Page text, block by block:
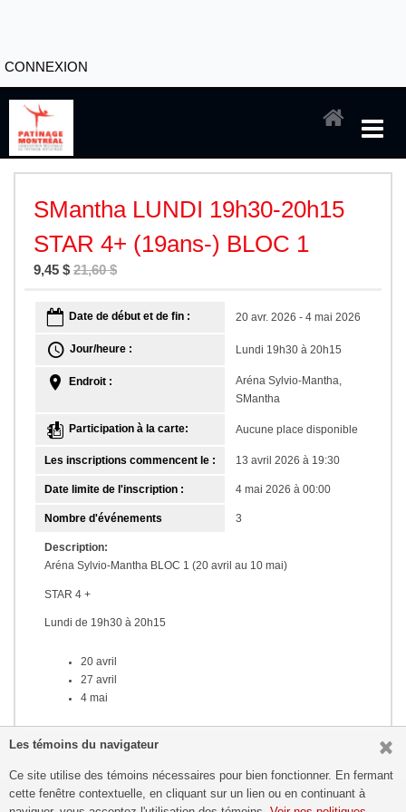
Les témoins du navigateur
Ce site utilise des témoins nécessaires pour bien fonctionner. En fermant
cette fenêtre contextuelle, en cliquant sur un lien ou en continuant à
CONNEXION
SMantha LUNDI 19h30-20h15
STAR 4+ (19ans-) BLOC 1
9,45 $ 21,60 $
Date de début et de fin : 20 avr. 2026 - 4 mai 2026
Jour/heure : Lundi 19h30 à 20h15
Endroit :
Aréna Sylvio-Mantha,
SMantha
Participation à la carte: Aucune place disponible
Les inscriptions commencent le : 13 avril 2026 à 19:30
Date limite de l'inscription : 4 mai 2026 à 00:00
Nombre d'événements 3
Description:
Aréna Sylvio-Mantha BLOC 1 (20 avril au 10 mai)
STAR 4 +
Lundi de 19h30 à 20h15
20 avril
27 avril
4 mai
Patinage Montréal